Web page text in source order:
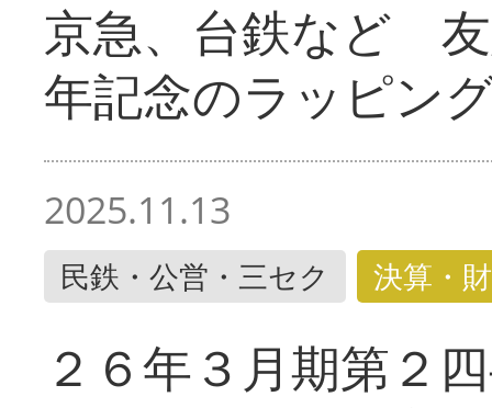
京急、台鉄など
年記念のラッピン
2025.11.13
民鉄・公営・三セク 決算・
２６年３月期第２